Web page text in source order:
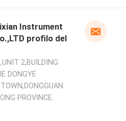
Instrument
profilo del
2,BUILDING
DONGYE
PROVINCE.